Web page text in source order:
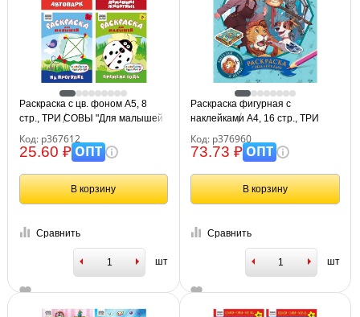
Раскраска с цв. фоном А5, 8
стр., ТРИ СОВЫ "Для малышей.
Выпуск 1"
Код: р367612
25.60 ₽ОПТ
В корзину
Сравнить
шт
Раскраска фигурная с
наклейками А4, 16 стр., ТРИ
СОВЫ "Волшебник
Изумрудного города"
Код: р376960
73.73 ₽ОПТ
В корзину
Сравнить
шт